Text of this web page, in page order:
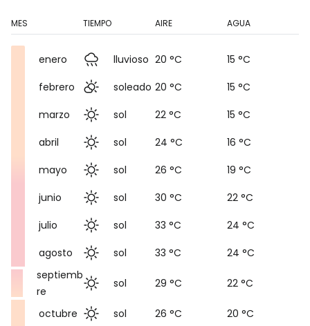
MES TIEMPO AIRE AGUA
enero lluvioso 20 °C
15 °C
febrero
soleado 20 °C
15 °C
marzo
sol 22 °C
15 °C
abril
sol 24 °C
16 °C
mayo
sol 26 °C
19 °C
junio
sol 30 °C
22 °C
julio
sol 33 °C
24 °C
agosto
sol 33 °C
24 °C
septiemb
re
sol 29 °C 22 °C
octubre sol 26 °C
20 °C